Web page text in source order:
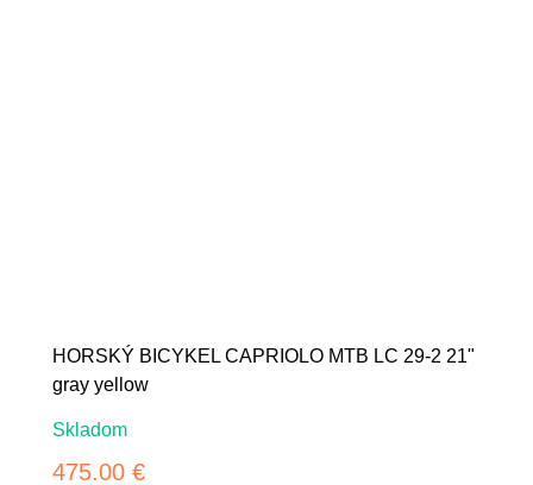
HORSKÝ BICYKEL CAPRIOLO MTB LC 29-2 21"
gray yellow
Skladom
475.00 €